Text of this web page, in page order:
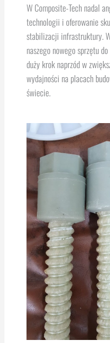
W Composite-Tech nadal
technologii i oferowanie
stabilizacji infrastruktury.
naszego nowego sprzętu
duży krok naprzód w
wydajności na placach
świecie.